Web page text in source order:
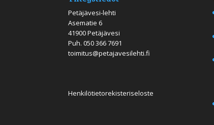
Petäjävesi-lehti
Asematie 6
41900 Petäjävesi
Puh.050 366 7691
toimitus@petajavesilehti.fi
Henkilötietorekisteriseloste